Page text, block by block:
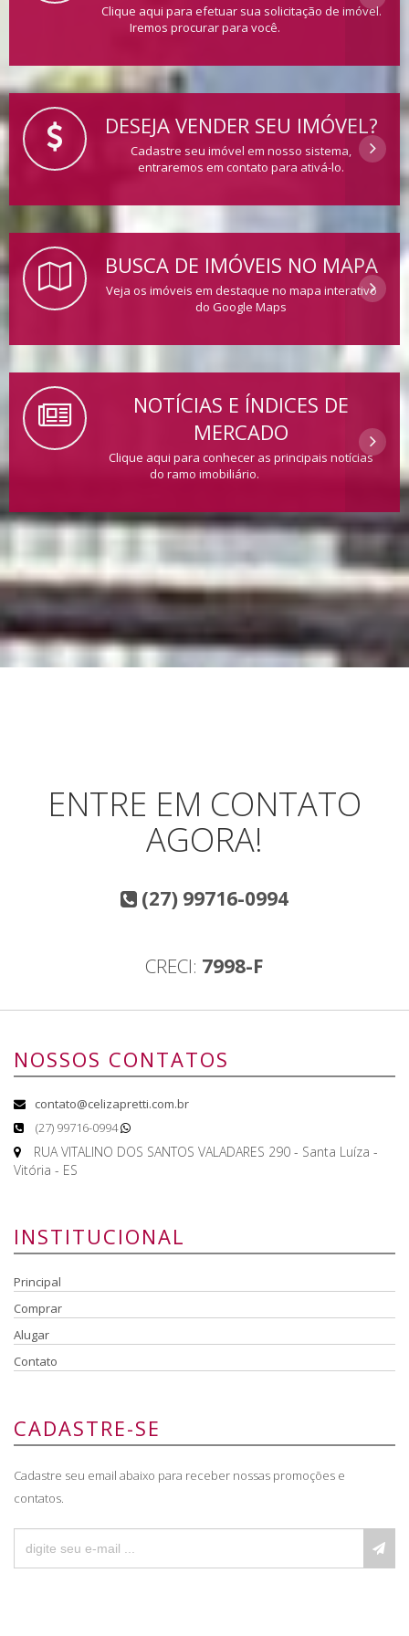
Clique aqui para efetuar sua solicitação de imóvel.
Iremos procurar para você.
DESEJA VENDER SEU IMÓVEL?
Cadastre seu imóvel em nosso sistema,
entraremos em contato para ativá-lo.
BUSCA DE IMÓVEIS NO MAPA
Veja os imóveis em destaque no mapa interativo
do Google Maps
NOTÍCIAS E ÍNDICES DE
MERCADO
Clique aqui para conhecer as principais notícias
do ramo imobiliário.
ENTRE EM CONTATO
AGORA!
(27) 99716-0994
CRECI: 7998-F
NOSSOS CONTATOS
contato@celizapretti.com.br
(27) 99716-0994
RUA VITALINO DOS SANTOS VALADARES 290 - Santa Luíza -
Vitória - ES
INSTITUCIONAL
Principal
Comprar
Alugar
Contato
CADASTRE-SE
Cadastre seu email abaixo para receber nossas promoções e
contatos.